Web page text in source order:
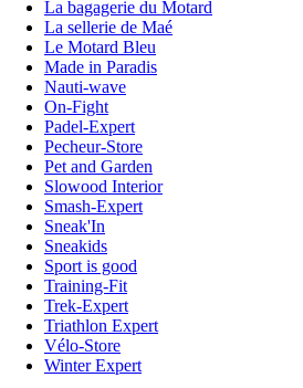
La bagagerie du Motard
La sellerie de Maé
Le Motard Bleu
Made in Paradis
Nauti-wave
On-Fight
Padel-Expert
Pecheur-Store
Pet and Garden
Slowood Interior
Smash-Expert
Sneak'In
Sneakids
Sport is good
Training-Fit
Trek-Expert
Triathlon Expert
Vélo-Store
Winter Expert